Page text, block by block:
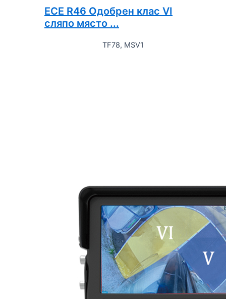
ECE R46 Одобрен клас VI
сляпо място ...
TF78, MSV1